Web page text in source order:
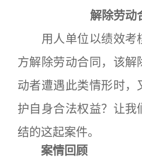
解除劳动
用人单位以绩效考
方解除劳动合同，该解
动者遭遇此类情形时，
护自身合法权益？让我
结的这起案件。
案情回顾